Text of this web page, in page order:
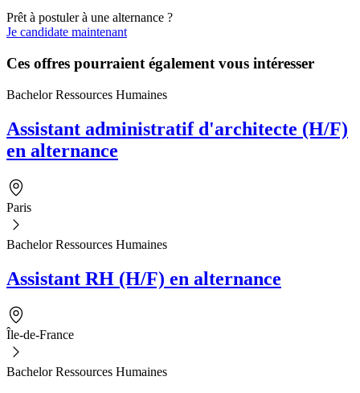
Prêt à postuler à une alternance ?
Je candidate maintenant
Ces offres pourraient également vous intéresser
Bachelor Ressources Humaines
Assistant administratif d'architecte (H/F)
en alternance
Paris
Bachelor Ressources Humaines
Assistant RH (H/F) en alternance
Île-de-France
Bachelor Ressources Humaines